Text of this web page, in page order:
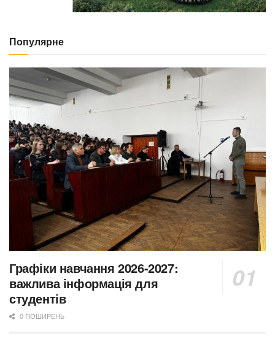
Популярне
Графіки навчання 2026-2027:
важлива інформація для
студентів
0 ПОШИРЕНЬ